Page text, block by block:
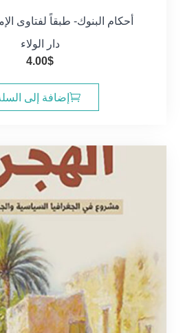
أحكام البنوك- طبقاً لفتاوى
دار الولاء
4.00$
إضافة إلى